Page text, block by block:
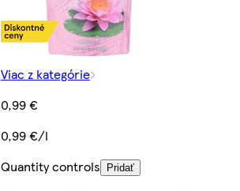
Viac z kategórie
0,99 €
0,99 €/l
Quantity controls
Pridať